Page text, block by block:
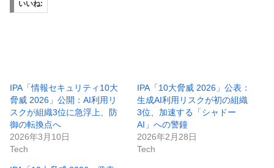
いいね:
IPA「情報セキュリティ10大
脅威 2026」公開：AI利用リ
スクが組織3位に急浮上、防
御の転換点へ
2026年3月10日
Tech
IPA「10大脅威 2026」公表：
生成AI利用リスクが初の組織
3位、加速する「シャドー
AI」への警鐘
2026年2月28日
Tech